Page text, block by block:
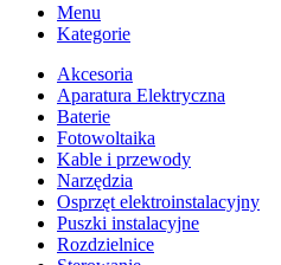
Menu
Kategorie
Akcesoria
Aparatura Elektryczna
Baterie
Fotowoltaika
Kable i przewody
Narzędzia
Osprzęt elektroinstalacyjny
Puszki instalacyjne
Rozdzielnice